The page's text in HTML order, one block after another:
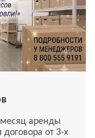
аренды
от 3-х